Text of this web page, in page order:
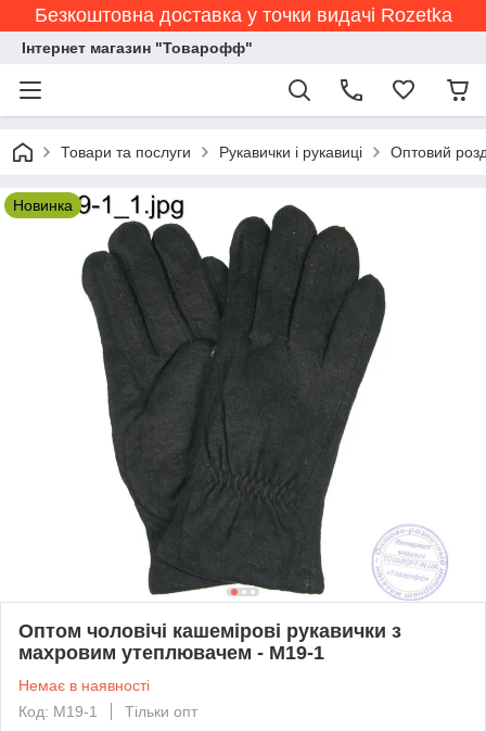
Безкоштовна доставка у точки видачі Rozetka
Інтернет магазин "Товарофф"
Товари та послуги Рукавички і рукавиці Оптовий
Новинка
Оптом чоловічі кашемірові рукавички з
махровим утеплювачем - M19-1
Немає в наявності
Код: M19-1
Тільки опт